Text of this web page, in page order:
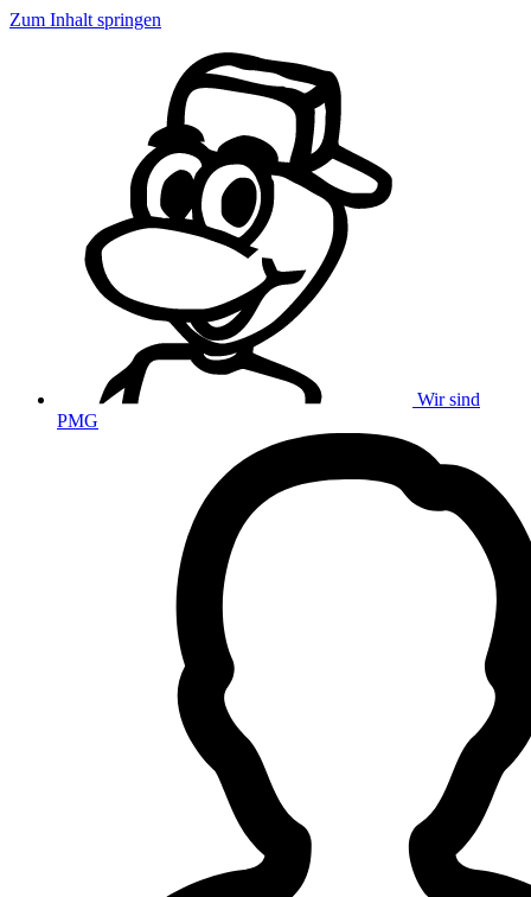
Zum Inhalt springen
Wir sind
PMG